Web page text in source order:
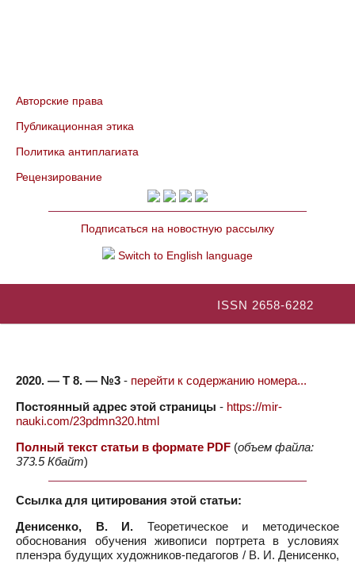
Авторские права
Публикационная этика
Политика антиплагиата
Рецензирование
Подписаться на новостную рассылку
Switch to English language
ISSN 2658-6282
2020. — Т 8. — №3 - перейти к содержанию номера...
Постоянный адрес этой страницы - https://mir-
nauki.com/23pdmn320.html
Полный текст статьи в формате PDF (объем файла:
373.5 Кбайт)
Ссылка для цитирования этой статьи:
Денисенко, В. И. Теоретическое и методическое
обоснования обучения живописи портрета в условиях
пленэра будущих художников-педагогов / В. И. Денисенко,